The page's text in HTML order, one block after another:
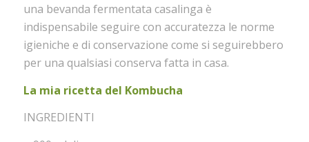
una bevanda fermentata casalinga è
indispensabile seguire con accuratezza le norme
igieniche e di conservazione come si seguirebbero
per una qualsiasi conserva fatta in casa.
La mia ricetta del Kombucha
INGREDIENTI